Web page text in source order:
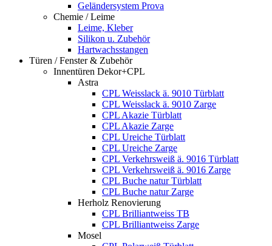
Geländersystem Prova
Chemie / Leime
Leime, Kleber
Silikon u. Zubehör
Hartwachsstangen
Türen / Fenster & Zubehör
Innentüren Dekor+CPL
Astra
CPL Weisslack ä. 9010 Türblatt
CPL Weisslack ä. 9010 Zarge
CPL Akazie Türblatt
CPL Akazie Zarge
CPL Ureiche Türblatt
CPL Ureiche Zarge
CPL Verkehrsweiß ä. 9016 Türblatt
CPL Verkehrsweiß ä. 9016 Zarge
CPL Buche natur Türblatt
CPL Buche natur Zarge
Herholz Renovierung
CPL Brilliantweiss TB
CPL Brilliantweiss Zarge
Mosel